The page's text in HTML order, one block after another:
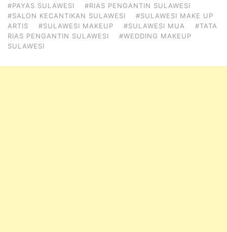
#PAYAS SULAWESI
#RIAS PENGANTIN SULAWESI
#SALON KECANTIKAN SULAWESI
#SULAWESI MAKE UP
ARTIS
#SULAWESI MAKEUP #SULAWESI MUA
#TATA
RIAS PENGANTIN SULAWESI
#WEDDING MAKEUP
SULAWESI